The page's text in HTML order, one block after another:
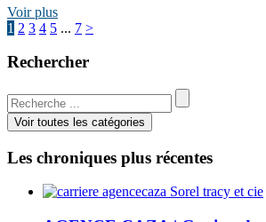
Voir plus
1 2 3 4 5 ... 7 >
Rechercher
Voir toutes les catégories
Les chroniques plus récentes